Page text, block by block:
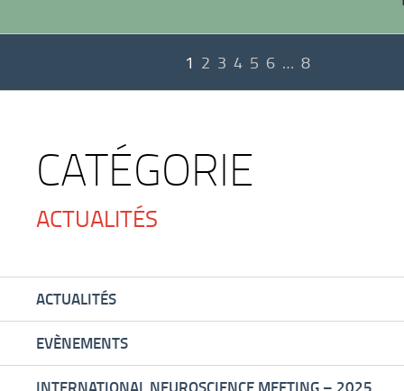
1 2 3 4 5 6 … 8
CATÉGORIE
ACTUALITÉS
ACTUALITÉS
EVÈNEMENTS